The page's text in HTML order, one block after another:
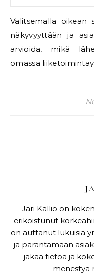
Valitsemalla oikean
näkyvyyttään ja
arvioida, mikä
omassa
Jari Kallio on
erikoistunut
on auttanut lukuisia
ja parantamaan
jakaa tietoa ja
menestyä